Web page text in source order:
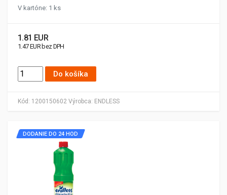
Kód: 1200150602 Výrobca: ENDLESS
V kartóne: 1 ks
1.81 EUR
1.47 EUR bez DPH
Do košíka
DODANIE DO 24 HOD